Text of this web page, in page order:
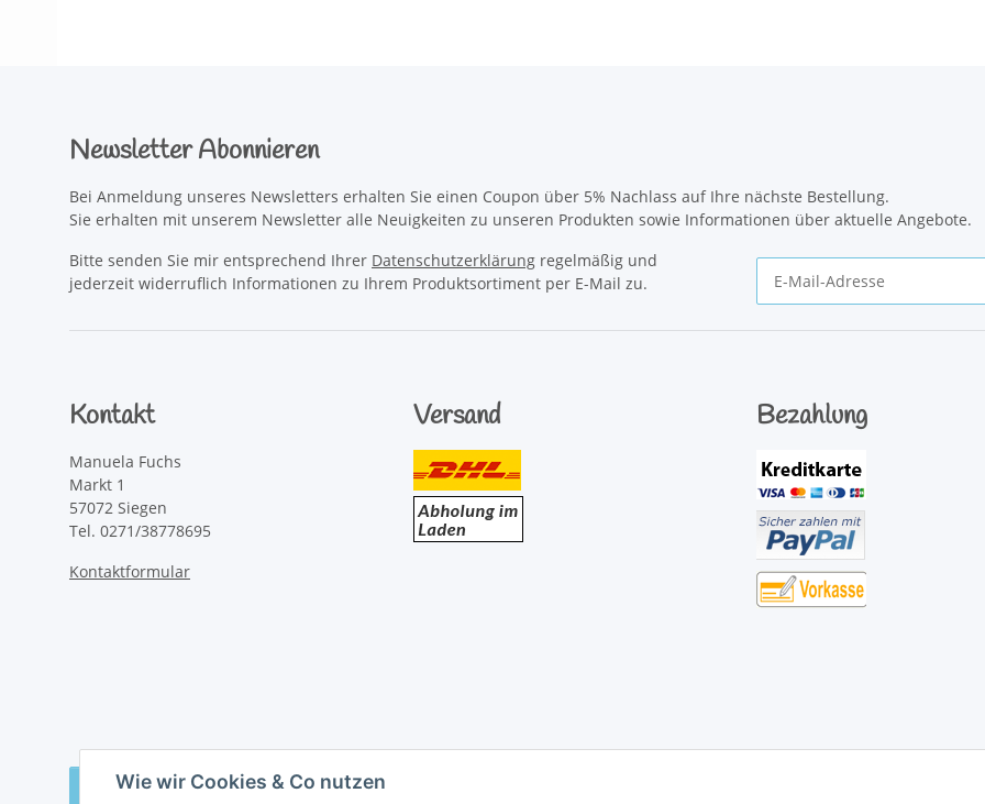
Wie wir Cookies & Co nutzen
Newsletter Abonnieren
Bei Anmeldung unseres Newsletters erhalten Sie einen Coupon über 5% Nachlass auf Ihre nächste Bestellung.
Sie erhalten mit unserem Newsletter alle Neuigkeiten zu unseren Produkten sowie Informationen über aktuelle Angebote.
Bitte senden Sie mir entsprechend Ihrer Datenschutzerklärung regelmäßig und
jederzeit widerruflich Informationen zu Ihrem Produktsortiment per E-Mail zu.
Kontakt
Manuela Fuchs
Markt 1
57072 Siegen
Tel. 0271/38778695
Kontaktformular
Versand Bezahlung
Vertrag widerrufen